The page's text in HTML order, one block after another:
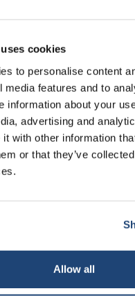
cookies
to personalise content
media features and to
information about your
advertising and
with other information
or that they’ve
Allow all
velocità nelle linee cellulari
l'efficienza nella
distintive della
glicoproteici ricombinanti
dopo l'aggiunta di
al terreno di coltura non
ma migliora anche
aumentando
attraverso la formazione di
il ManNAc
in fase di valutazione
potrebbe beneficiare della
off for your next
our newsletter to stay
products, and receive a 10%
purchase for all chemical
our own brand 😀
discount applies to orders above